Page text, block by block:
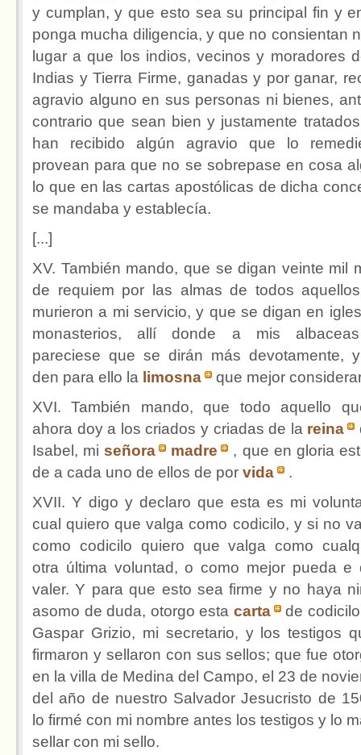
y cumplan, y que esto sea su principal fin y
ponga mucha diligencia, y que no consientan
lugar a que los indios, vecinos y moradores
Indias y Tierra Firme, ganadas y por ganar,
agravio alguno en sus personas ni bienes,
contrario que sean bien y justamente
han recibido algún agravio que lo
provean para que no se sobrepase en cosa
lo que en las cartas apostólicas de dicha
se mandaba y establecía.
[...]
XV. También mando, que se digan veinte mil
de requiem por las almas de todos
murieron a mi servicio, y que se digan en
monasterios, allí donde a mis
pareciese que se dirán más devotamente,
den para ello la limosna
que mejor
XVI. También mando, que todo aquello
ahora doy a los criados y criadas de la reina
Isabel, miseñora madre
, que en gloria
de a cada uno de ellos de por vida
.
XVII. Y digo y declaro que esta es mi
cual quiero que valga como codicilo, y si no
como codicilo quiero que valga como
otra última voluntad, o como mejor pueda e
valer. Y para que esto sea firme y no haya
asomo de duda, otorgo esta carta
de
Gaspar Grizio, mi secretario, y los testigos
firmaron y sellaron con sus sellos; que fue
en la villa de Medina del Campo, el 23 de
del año de nuestro Salvador Jesucristo de
lo firmé con mi nombre antes los testigos y lo
sellar con mi sello.